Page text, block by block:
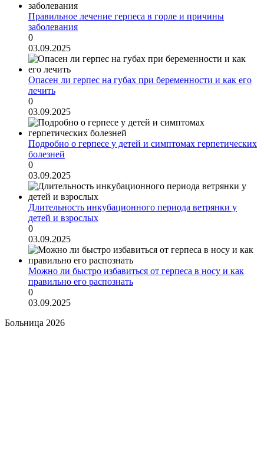
Правильное лечение герпеса в горле и причины
заболевания
0
03.09.2025
Опасен ли герпес на губах при беременности и как его
лечить
0
03.09.2025
Подробно о герпесе у детей и симптомах герпетических
болезней
0
03.09.2025
Длительность инкубационного периода ветрянки у
детей и взрослых
0
03.09.2025
Можно ли быстро избавиться от герпеса в носу и как
правильно его распознать
0
03.09.2025
Больница 2026